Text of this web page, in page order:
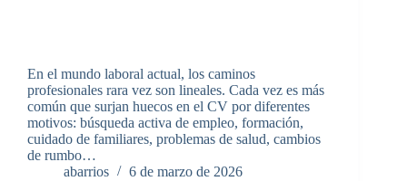
En el mundo laboral actual, los caminos
profesionales rara vez son lineales. Cada vez es más
común que surjan huecos en el CV por diferentes
motivos: búsqueda activa de empleo, formación,
cuidado de familiares, problemas de salud, cambios
de rumbo…
abarrios
6 de marzo de 2026